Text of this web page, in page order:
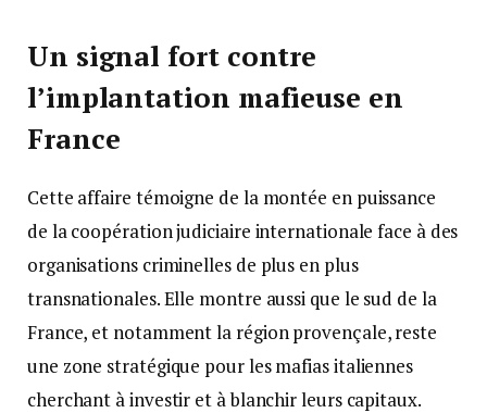
Un signal fort contre
l’implantation mafieuse en
France
Cette affaire témoigne de la montée en puissance
de la coopération judiciaire internationale face à des
organisations criminelles de plus en plus
transnationales. Elle montre aussi que le sud de la
France, et notamment la région provençale, reste
une zone stratégique pour les mafias italiennes
cherchant à investir et à blanchir leurs capitaux.